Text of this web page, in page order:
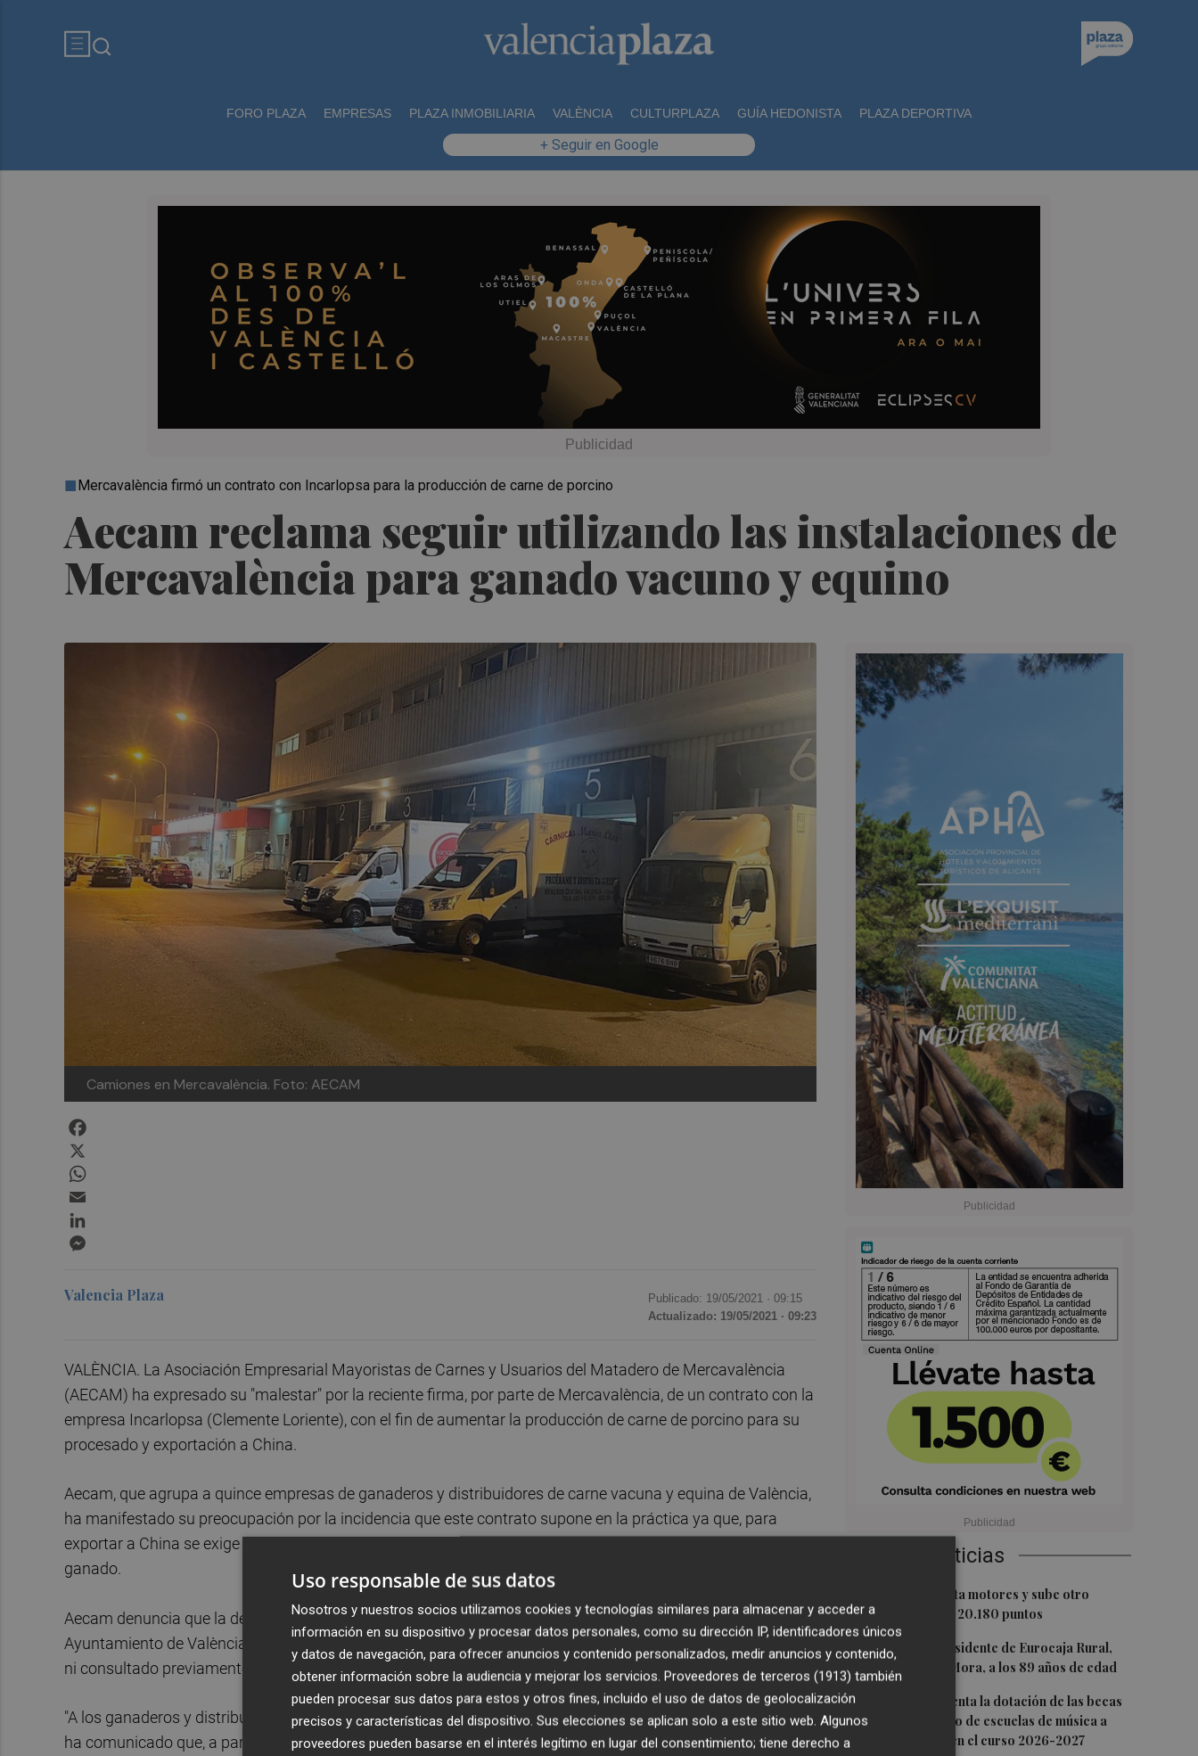
FORO PLAZA EMPRESAS PLAZA INMOBILIARIA VALÈNCIA CULTURPLAZA GUÍA HEDONISTA PLAZA DEPORTIVA
+ Seguir en Google
Aecam reclama seguir utilizando las instalaciones de
Mercavalència para ganado vacuno y equino
Mercavalència firmó un contrato con Incarlopsa para la producción de carne de porcino
Camiones en Mercavalència. Foto: AECAM
Últimas Noticias
El Ibex 35 aprieta motores y sube otro
0,62%, hasta los 20.180 puntos
2Fallece el expresidente de Eurocaja Rural,
Andrés Gómez Mora, a los 89 años de edad
3
CaixaBank aumenta la dotación de las becas
para el alumnado de escuelas de música a
275.000 euros en el curso 2026-2027
Valencia Plaza Publicado: 19/05/2021 · 09:15
Actualizado: 19/05/2021 · 09:23
VALÈNCIA. La Asociación Empresarial Mayoristas de Carnes y Usuarios del Matadero de Mercavalència
(AECAM) ha expresado su "malestar" por la reciente firma, por parte de Mercavalència, de un contrato con la
empresa Incarlopsa (Clemente Loriente), con el fin de aumentar la producción de carne de porcino para su
procesado y exportación a China.
Aecam, que agrupa a quince empresas de ganaderos y distribuidores de carne vacuna y equina de València,
ha manifestado su preocupación por la incidencia que este contrato supone en la práctica ya que, para
exportar a China se exige que la instalación para sacrificar cerdos se dedique exclusivamente a este tipo de
ganado.
Aecam denuncia que la decisión del mercado mayorista valenciano Mercavalència (49% Mercasa y 51%
Ayuntamiento de València), de la que acaban de tener conocimiento, se ha adoptado sin haberles informado
ni consultado previamente sobre su impacto.
"A los ganaderos y distribuidores que acuden allí para sacrificar a su ganado desde el año 1969, solo se les
ha comunicado que, a partir de noviembre, no podrán utilizar para este fin las instalaciones de
Uso responsable de sus datos
Nosotros y nuestros socios utilizamos cookies y tecnologías similares para almacenar y acceder a
información en su dispositivo y procesar datos personales, como su dirección IP, identificadores únicos
y datos de navegación, para ofrecer anuncios y contenido personalizados, medir anuncios y contenido,
obtener información sobre la audiencia y mejorar los servicios. Proveedores de terceros (1913) también
pueden procesar sus datos para estos y otros fines, incluido el uso de datos de geolocalización
precisos y características del dispositivo. Sus elecciones se aplican solo a este sitio web. Algunos
proveedores pueden basarse en el interés legítimo en lugar del consentimiento; tiene derecho a